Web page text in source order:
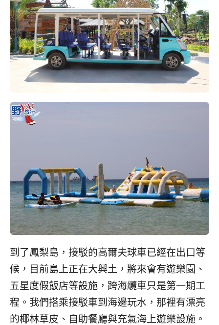
到了鳳梨島，接駁的高爾夫球車已經在出口等
候，目前島上正在大興土，將來會有遊樂園、
五星度假飯店等設施，跨海纜車只是第一期工
程。我們搭乘接駁車到海邊玩水，那裡有漂亮
的椰林草皮、自助餐廳與充氣海上遊樂設施。